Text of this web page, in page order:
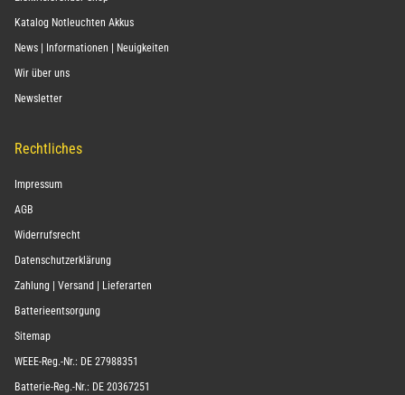
Katalog Notleuchten Akkus
News | Informationen | Neuigkeiten
Wir über uns
Newsletter
Rechtliches
Impressum
AGB
Widerrufsrecht
Datenschutzerklärung
Zahlung | Versand | Lieferarten
Batterieentsorgung
Sitemap
WEEE-Reg.-Nr.: DE 27988351
Batterie-Reg.-Nr.: DE 20367251